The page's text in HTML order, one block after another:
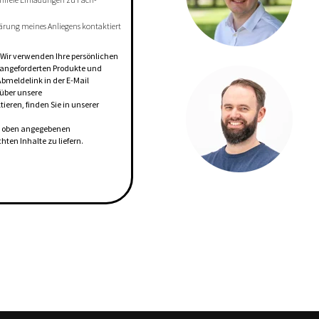
meines Anliegens kontaktiert
verwenden Ihre persönlichen
Produkte und
in der E-Mail
unsere
finden Sie in unserer
angegebenen
Inhalte zu liefern.